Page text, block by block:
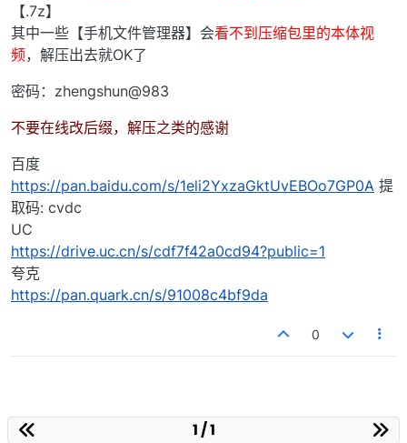
【.7z】
其中一些【手机文件管理器】会看不到压缩包里的本体视
频，解压出去就OK了
密码：zhengshun@983
不要在线改后缀，解压之类的感谢
百度
https://pan.baidu.com/s/1eli2YxzaGktUvEBOo7GP0A 提
取码: cvdc
UC
https://drive.uc.cn/s/cdf7f42a0cd94?public=1
夸克
https://pan.quark.cn/s/91008c4bf9da
0
1 / 1